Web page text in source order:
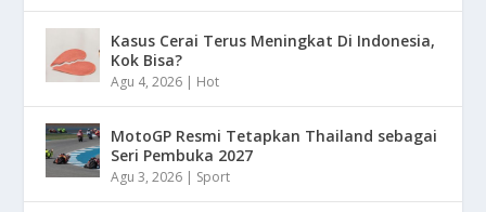
Kasus Cerai Terus Meningkat Di Indonesia,
Kok Bisa?
Agu 4, 2026 | Hot
MotoGP Resmi Tetapkan Thailand sebagai
Seri Pembuka 2027
Agu 3, 2026 | Sport